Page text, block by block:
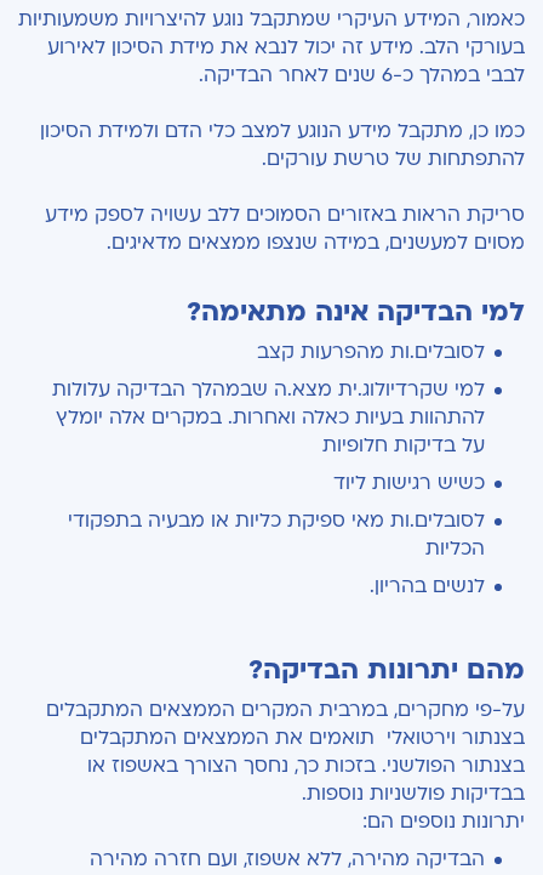
כאמור, המידע העיקרי שמתקבל נוגע להיצרויות משמעותיות
בעורקי הלב. מידע זה יכול לנבא את מידת הסיכון לאירוע
לבבי במהלך כ-6 שנים לאחר הבדיקה.
כמו כן, מתקבל מידע הנוגע למצב כלי הדם ולמידת הסיכון
להתפתחות של טרשת עורקים.
סריקת הראות באזורים הסמוכים ללב עשויה לספק מידע
מסוים למעשנים, במידה שנצפו ממצאים מדאיגים.
למי הבדיקה אינה מתאימה?
לסובלים.ות מהפרעות קצב
למי שקרדיולוג.ית מצא.ה שבמהלך הבדיקה עלולות
להתהוות בעיות כאלה ואחרות. במקרים אלה יומלץ
על בדיקות חלופיות
כשיש רגישות ליוד
לסובלים.ות מאי ספיקת כליות או מבעיה בתפקודי
הכליות
לנשים בהריון.
מהם יתרונות הבדיקה?
על-פי מחקרים, במרבית המקרים הממצאים המתקבלים
בצנתור וירטואלי תואמים את הממצאים המתקבלים
בצנתור הפולשני. בזכות כך, נחסך הצורך באשפוז או
בבדיקות פולשניות נוספות.
יתרונות נוספים הם:
הבדיקה מהירה, ללא אשפוז, ועם חזרה מהירה